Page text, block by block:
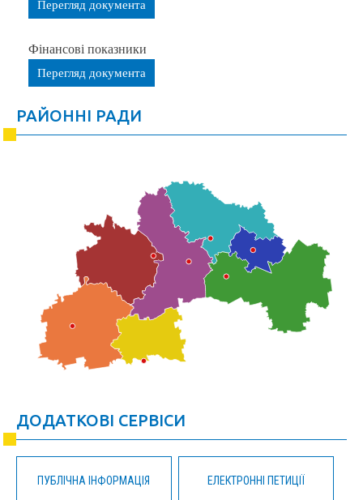
Перегляд документа
Фінансові показники
Перегляд документа
РАЙОННІ РАДИ
ДОДАТКОВІ СЕРВІСИ
ПУБЛІЧНА ІНФОРМАЦІЯ ЕЛЕКТРОННІ ПЕТИЦІЇ